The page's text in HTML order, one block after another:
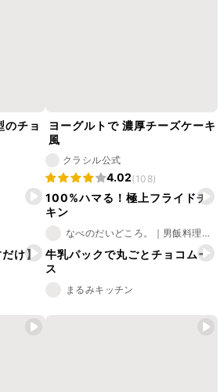
のチョ
ヨーグルトで 濃厚チーズケーキ
風
クラシル公式
4.02(108)
100%ハマる！極上フライドチ
キン
なべのだいどころ。｜男飯料理研究家
だけ】 牛乳パックで丸ごとチョコムー
ス
まるみキッチン